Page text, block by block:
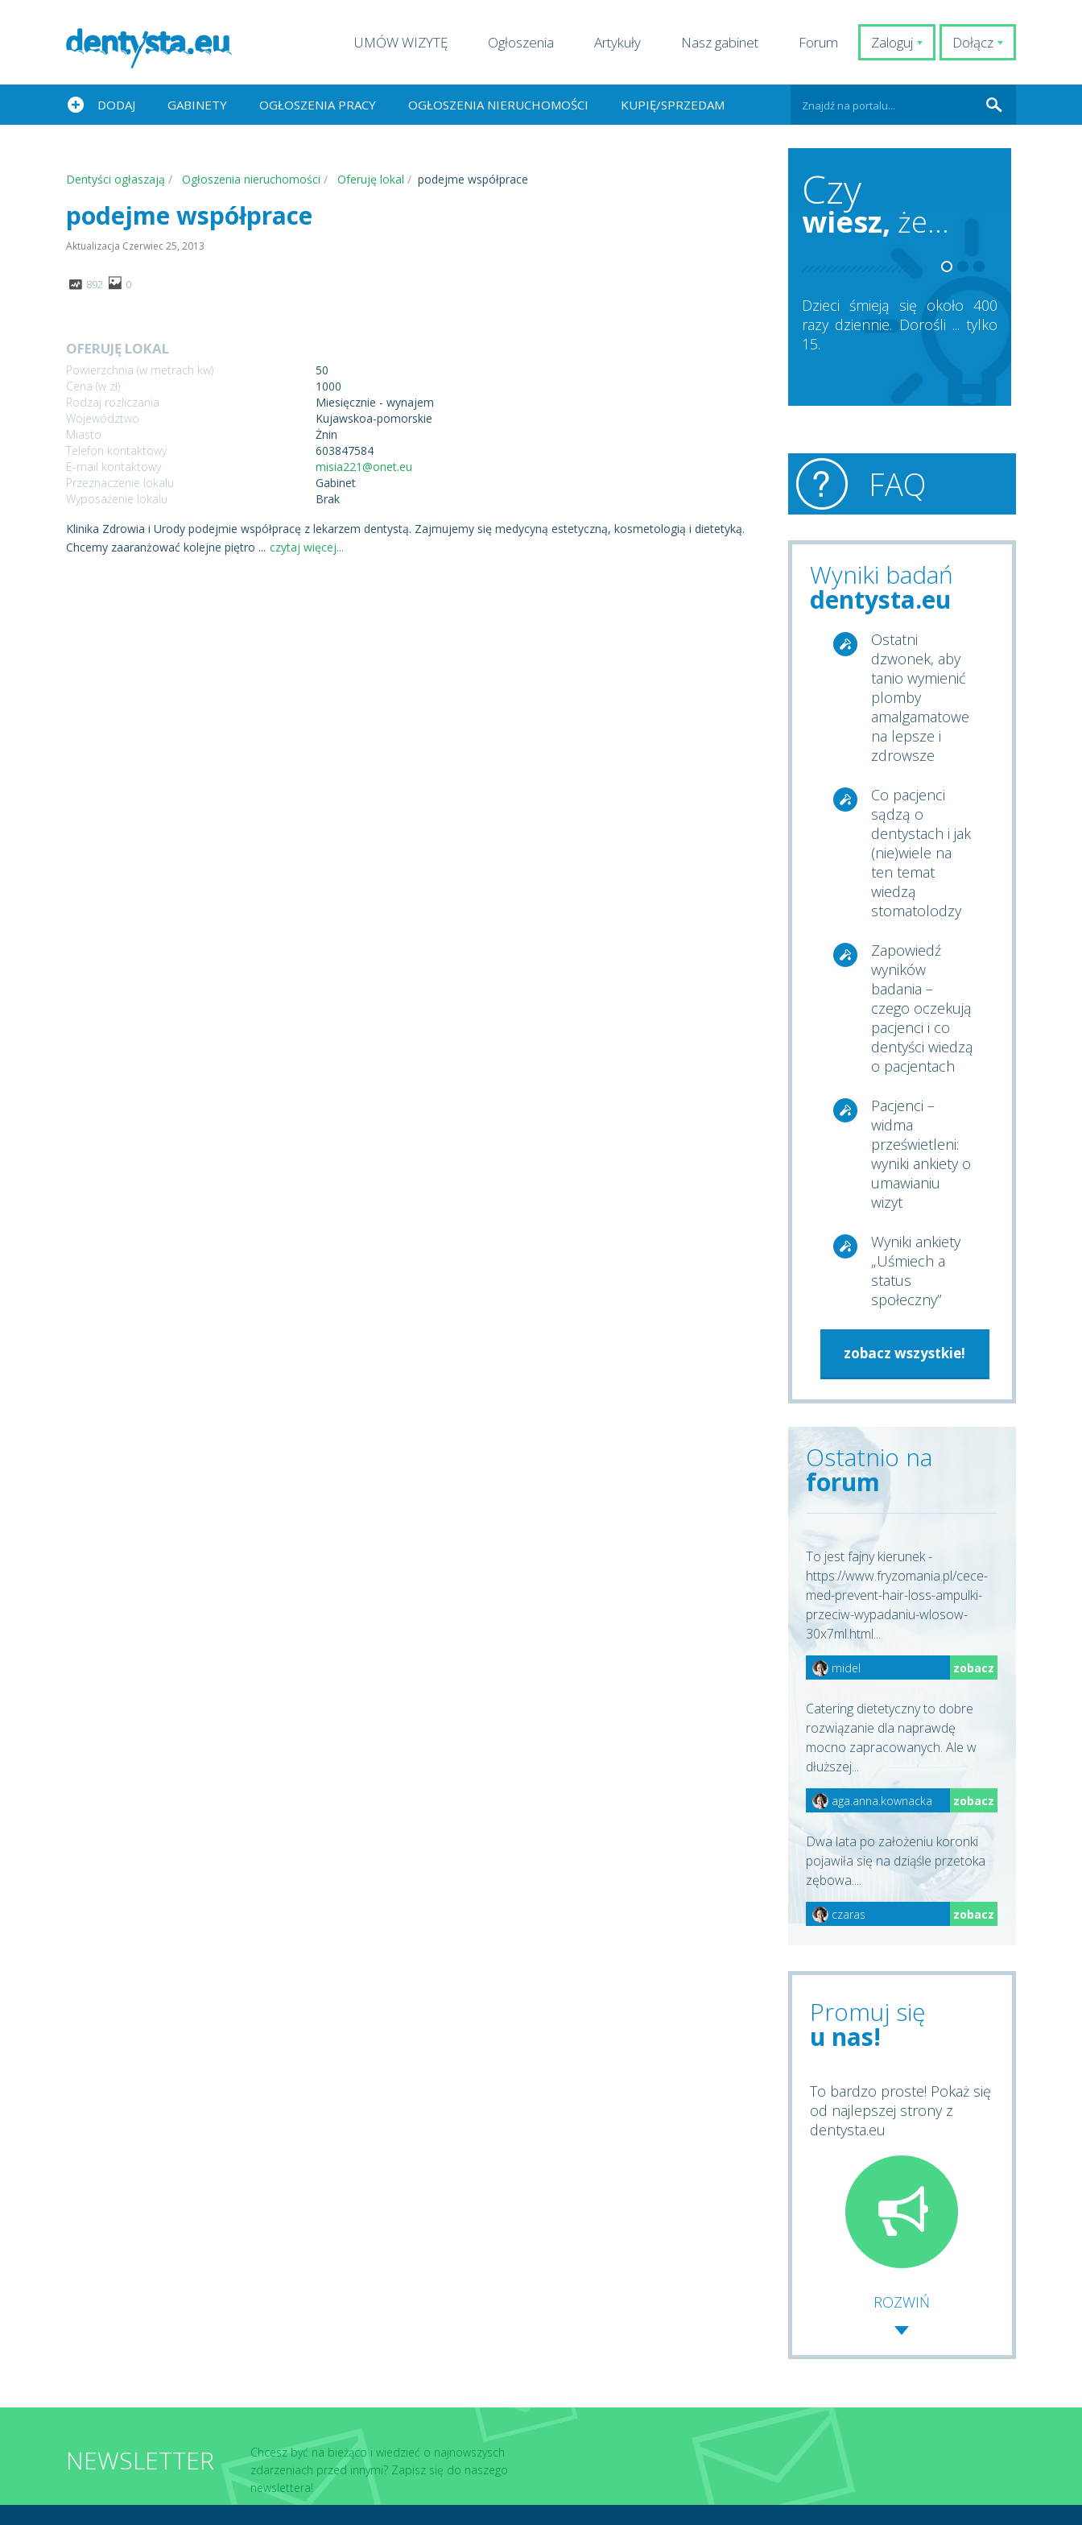
Dołącz
Zaloguj
UMÓW WIZYTĘ Ogłoszenia Artykuły Nasz gabinet Forum
DODAJ GABINETY OGŁOSZENIA PRACY OGŁOSZENIA NIERUCHOMOŚCI KUPIĘ/SPRZEDAM
Dentyści ogłaszają Ogłoszenia nieruchomości Oferuję lokal podejme współprace
podejme współprace
Aktualizacja Czerwiec 25, 2013
892 0
OFERUJĘ LOKAL
Powierzchnia (w metrach kw)
50
Cena (w zł)
1000
Rodzaj rozliczania
Miesięcznie - wynajem
Województwo
Kujawskoa-pomorskie
Miasto
Żnin
Telefon kontaktowy
603847584
E-mail kontaktowy
misia221@onet.eu
Przeznaczenie lokalu
Gabinet
Wyposażenie lokalu
Brak
Klinika Zdrowia i Urody podejmie współpracę z lekarzem dentystą. Zajmujemy się medycyną estetyczną, kosmetologią i dietetyką.
Chcemy zaaranżować kolejne piętro ... czytaj więcej...
Czy
wiesz, że...
Dzieci śmieją się około 400
razy dziennie. Dorośli ... tylko
15.
FAQ
Wyniki badań
dentysta.eu
Ostatni
dzwonek, aby
tanio wymienić
plomby
amalgamatowe
na lepsze i
zdrowsze
Co pacjenci
sądzą o
dentystach i jak
(nie)wiele na
ten temat
wiedzą
stomatolodzy
Zapowiedź
wyników
badania –
czego oczekują
pacjenci i co
dentyści wiedzą
o pacjentach
Pacjenci –
widma
prześwietleni:
wyniki ankiety o
umawianiu
wizyt
Wyniki ankiety
„Uśmiech a
status
społeczny”
zobacz wszystkie!
Ostatnio na
forum
To jest fajny kierunek -
https://www.fryzomania.pl/cece-
med-prevent-hair-loss-ampulki-
przeciw-wypadaniu-wlosow-
30x7ml.html...
midel zobacz
Catering dietetyczny to dobre
rozwiązanie dla naprawdę
mocno zapracowanych. Ale w
dłuższej...
aga.anna.kownacka zobacz
Dwa lata po założeniu koronki
pojawiła się na dziąśle przetoka
zębowa....
czaras zobacz
Promuj się
u nas!
To bardzo proste! Pokaż się
od najlepszej strony z
dentysta.eu
ROZWIŃ
NEWSLETTER
Chcesz być na bieżąco i wiedzieć o najnowszysch
zdarzeniach przed innymi? Zapisz się do naszego
newslettera!